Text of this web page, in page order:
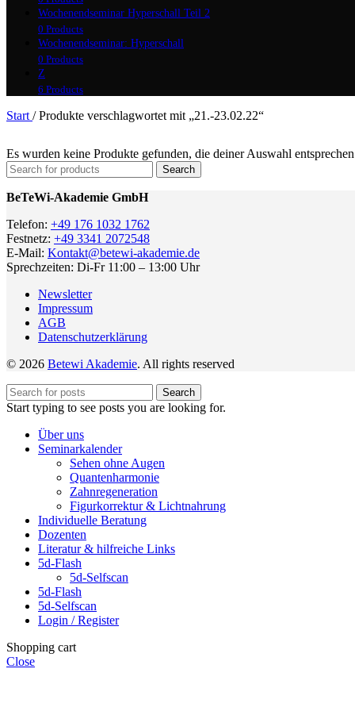
Wochenendseminar Hyperschall Teil 2
0 Products
Wochenendseminar: Hyperschall
0 Products
Z
6 Products
Start / Produkte verschlagwortet mit „21.-23.02.22“
Es wurden keine Produkte gefunden, die deiner Auswahl
Search
BeTeWi-Akademie GmbH
Telefon: +49 176 1032 1762
Festnetz: +49 3341 2072548
E-Mail: Kontakt@betewi-akademie.de
Sprechzeiten: Di-Fr 11:00 – 13:00 Uhr
Newsletter
Impressum
AGB
Datenschutzerklärung
© 2026 Betewi Akademie. All rights reserved
Search
Start typing to see posts you are looking for.
Über uns
Seminarkalender
Sehen ohne Augen
Quantenharmonie
Zahnregeneration
Figurkorrektur & Lichtnahrung
Individuelle Beratung
Dozenten
Literatur & hilfreiche Links
5d-Flash
5d-Selfscan
5d-Flash
5d-Selfscan
Login / Register
Shopping cart
Close